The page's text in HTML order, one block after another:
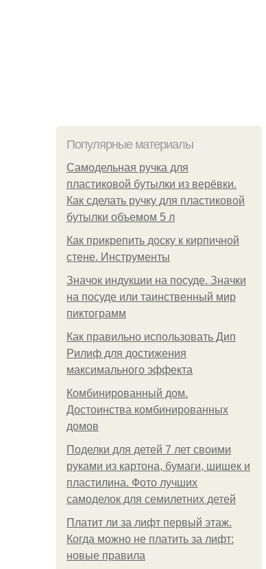
Популярные материалы
Самодельная ручка для
пластиковой бутылки из верёвки.
Как сделать ручку для пластиковой
бутылки объемом 5 л
Как прикрепить доску к кирпичной
стене. Инструменты
Значок индукции на посуде. Значки
на посуде или таинственный мир
пиктограмм
Как правильно использовать Дип
Рилиф для достижения
максимального эффекта
Комбинированный дом.
Достоинства комбинированных
домов
Поделки для детей 7 лет своими
руками из картона, бумаги, шишек и
пластилина. Фото лучших
самоделок для семилетних детей
Платит ли за лифт первый этаж.
Когда можно не платить за лифт:
новые правила